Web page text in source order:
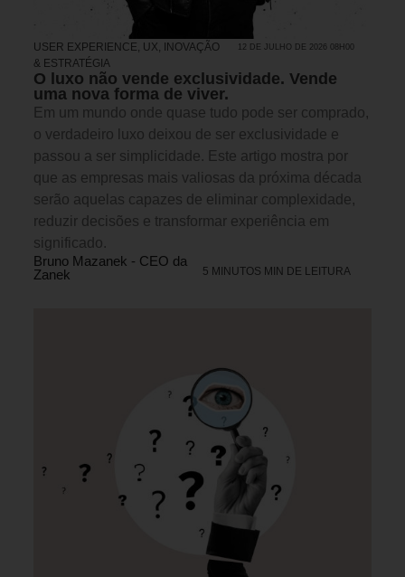
USER EXPERIENCE, UX,
INOVAÇÃO
& ESTRATÉGIA
12 DE JULHO DE 2026 08H00
O luxo não vende exclusividade. Vende
uma nova forma de viver.
Em um mundo onde quase tudo pode ser comprado,
o verdadeiro luxo deixou de ser exclusividade e
passou a ser simplicidade. Este artigo mostra por
que as empresas mais valiosas da próxima década
serão aquelas capazes de eliminar complexidade,
reduzir decisões e transformar experiência em
significado.
Bruno Mazanek - CEO da
Zanek
5 MINUTOS MIN DE LEITURA